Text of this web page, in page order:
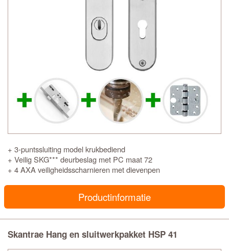
+ 3-puntssluiting model krukbediend
+ Veilig SKG*** deurbeslag met PC maat 72
+ 4 AXA veiligheidsscharnieren met dievenpen
Productinformatie
Skantrae Hang en sluitwerkpakket HSP 41